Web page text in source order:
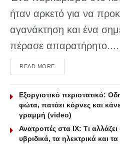
ήταν αρκετό για να
αγανάκτηση και ένα
πέρασε απαρατήρητο....
READ MOREDETAILS
Εξοργιστικό περιστατικό:
φώτα, πατάει κόρνες και
γραμμή (video)
Ανατροπές στα ΙΧ: Τι
υβριδικά, τα ηλεκτρικά και